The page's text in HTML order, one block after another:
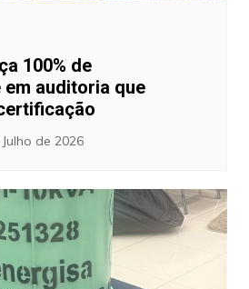
100% de
auditoria que
de 2026